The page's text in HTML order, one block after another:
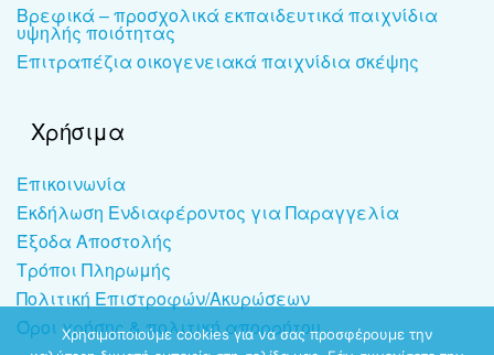
Βρεφικά – προσχολικά εκπαιδευτικά παιχνίδια
υψηλής ποιότητας
Επιτραπέζια οικογενειακά παιχνίδια σκέψης
Χρήσιμα
Επικοινωνία
Εκδήλωση Ενδιαφέροντος για Παραγγελία
Έξοδα Αποστολής
Τρόποι Πληρωμής
Πολιτική Επιστροφών/Ακυρώσεων
Όροι χρήσης & πολιτική απορρήτου
Χρησιμοποιούμε cookies για να σας προσφέρουμε την